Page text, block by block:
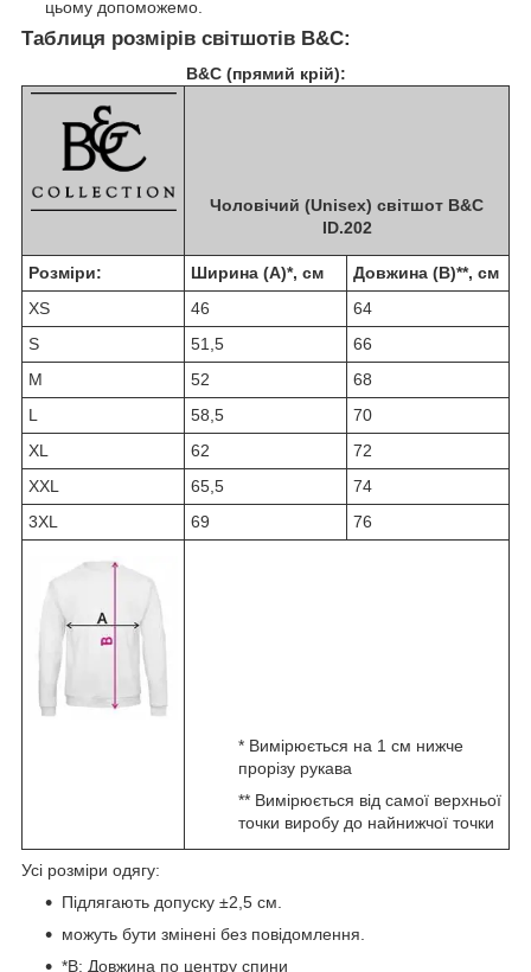
цьому допоможемо.
Таблиця розмірів світшотів B&C:
B&C (прямий крій):
Чоловічий (Unisex) світшот B&C
ID.202
Розміри: Ширина (A)*, см
Довжина (B)**, см
XS
46
64
S
51,5
66
M
52
68
L
58,5
70
XL
62
72
XXL
65,5
74
3XL
69 76
* Вимірюється на 1 см нижче
прорізу рукава
** Вимірюється від самої верхньої
точки виробу до найнижчої точки
Усі розміри одягу:
Підлягають допуску ±2,5 см.
можуть бути змінені без повідомлення.
*B: Довжина по центру спини